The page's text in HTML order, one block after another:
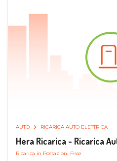
AUTO RICARICA AUTO ELETTRICA
Hera Ricarica - Ricarica
Ricarica in Postazioni Fisse